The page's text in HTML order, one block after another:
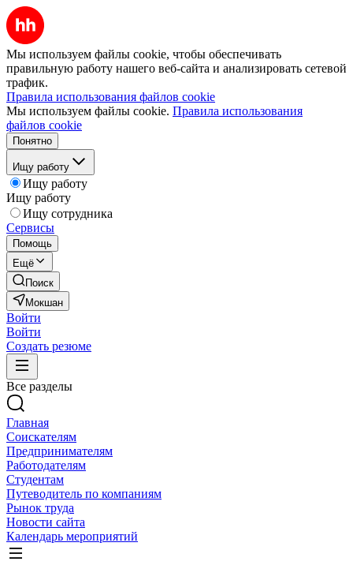
Мы используем файлы cookie, чтобы обеспечивать
правильную работу нашего веб-сайта и анализировать сетевой
трафик.
Правила использования файлов cookie
Мы используем файлы cookie. Правила использования
файлов cookie
Понятно
Ищу работу
Ищу работу
Ищу работу
Ищу сотрудника
Сервисы
Помощь
Ещё
Поиск
Мокшан
Войти
Войти
Создать резюме
Все разделы
Главная
Соискателям
Предпринимателям
Работодателям
Студентам
Путеводитель по компаниям
Рынок труда
Новости сайта
Календарь мероприятий